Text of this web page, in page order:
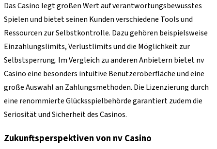
Das Casino legt großen Wert auf verantwortungsbewusstes
Spielen und bietet seinen Kunden verschiedene Tools und
Ressourcen zur Selbstkontrolle. Dazu gehören beispielsweise
Einzahlungslimits, Verlustlimits und die Möglichkeit zur
Selbstsperrung. Im Vergleich zu anderen Anbietern bietet nv
Casino eine besonders intuitive Benutzeroberfläche und eine
große Auswahl an Zahlungsmethoden. Die Lizenzierung durch
eine renommierte Glücksspielbehörde garantiert zudem die
Seriosität und Sicherheit des Casinos.
Zukunftsperspektiven von nv Casino